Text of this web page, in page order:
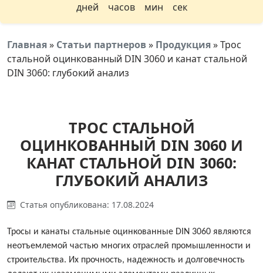
дней часов мин сек
Главная» Статьи партнеров» Продукция»Трос
стальной оцинкованный DIN 3060 и канат стальной
DIN 3060: глубокий анализ
ТРОС СТАЛЬНОЙ
ОЦИНКОВАННЫЙ DIN 3060 И
КАНАТ СТАЛЬНОЙ DIN 3060:
ГЛУБОКИЙ АНАЛИЗ
Статья опубликована: 17.08.2024
Тросы и канаты стальные оцинкованные DIN 3060 являются
неотъемлемой частью многих отраслей промышленности и
строительства. Их прочность, надежность и долговечность